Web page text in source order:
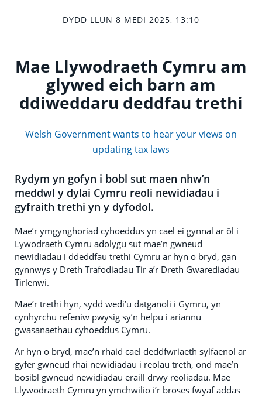
DYDD LLUN 8 MEDI 2025, 13:10
Mae Llywodraeth Cymru am
glywed eich barn am
ddiweddaru deddfau trethi
Welsh Government wants to hear your views on
updating tax laws
Rydym yn gofyn i bobl sut maen nhw’n
meddwl y dylai Cymru reoli newidiadau i
gyfraith trethi yn y dyfodol.
Mae’r ymgynghoriad cyhoeddus yn cael ei gynnal ar ôl i
Lywodraeth Cymru adolygu sut mae’n gwneud
newidiadau i ddeddfau trethi Cymru ar hyn o bryd, gan
gynnwys y Dreth Trafodiadau Tir a’r Dreth Gwarediadau
Tirlenwi.
Mae’r trethi hyn, sydd wedi’u datganoli i Gymru, yn
cynhyrchu refeniw pwysig sy’n helpu i ariannu
gwasanaethau cyhoeddus Cymru.
Ar hyn o bryd, mae’n rhaid cael deddfwriaeth sylfaenol ar
gyfer gwneud rhai newidiadau i reolau treth, ond mae’n
bosibl gwneud newidiadau eraill drwy reoliadau. Mae
Llywodraeth Cymru yn ymchwilio i’r broses fwyaf addas